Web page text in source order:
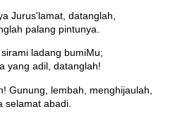
Jurus'lamat, datanglah,
palang pintunya.
ladang bumiMu;
yang adil, datanglah!
Gunung, lembah, menghijaulah,
selamat abadi.